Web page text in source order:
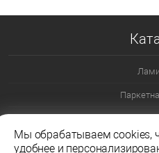
Ламинат
Мы обрабатываем cookies,
удобнее и